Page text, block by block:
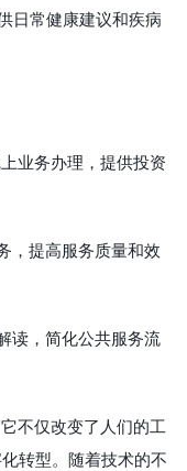
日常健康建议和疾病
业务办理，提供投资
，提高服务质量和效
读，简化公共服务流
不仅改变了人们的工
转型。随着技术的不